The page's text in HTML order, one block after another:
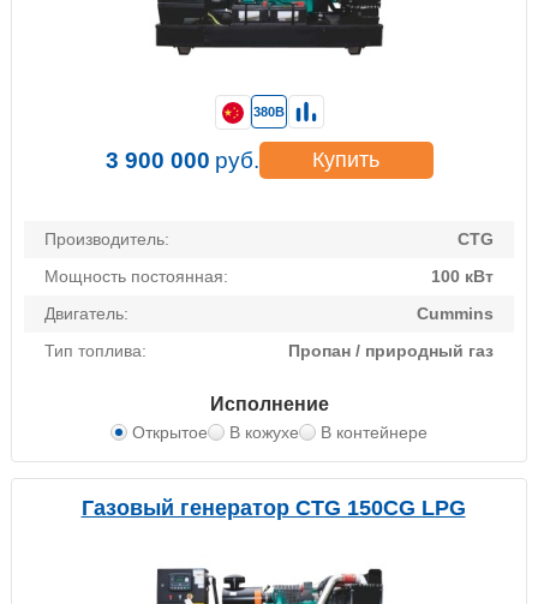
Производитель:
CTG
Мощность постоянная:
100 кВт
Двигатель:
Cummins
Тип топлива:
Пропан / природный газ
Исполнение
Открытое В кожухе В контейнере
380В
3 900 000 руб. Купить
Газовый генератор CTG 150CG LPG